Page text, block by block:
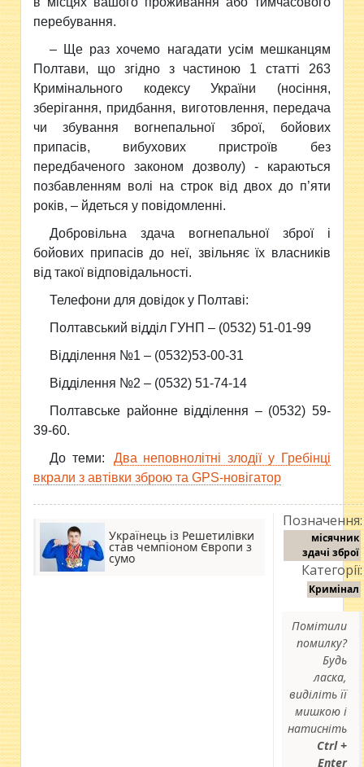
перебування.
– Ще раз хочемо нагадати усім мешканцям
Полтави, що згідно з частиною 1 статті 263
Кримінального кодексу України (носіння,
зберігання, придбання, виготовлення, передача
чи збування вогнепальної зброї, бойових
припасів, вибухових пристроїв без
передбаченого законом дозволу) - караються
позбавленням волі на строк від двох до п’яти
років, – йдеться у повідомленні.
Добровільна здача вогнепальної зброї і
бойових припасів до неї, звільняє їх власників
від такої відповідальності.
Телефони для довідок у Полтаві:
Полтавський відділ ГУНП – (0532) 51-01-99
Відділення №1 – (0532)53-00-31
Відділення №2 – (0532) 51-74-14
Полтавське районне відділення – (0532) 59-
39-60.
До теми:
Два неповнолітні злодії у Гребінці
вкрали з автівки зброю та GPS-новігатор
Українець із Решетилівки
став чемпіоном Європи з
сумо
Позначення:
місячник
здачі зброї
Категорії:
Кримінал
Помітили
помилку?
Будь
ласка,
виділіть її
мишкою і
натисніть
Ctrl +
Enter